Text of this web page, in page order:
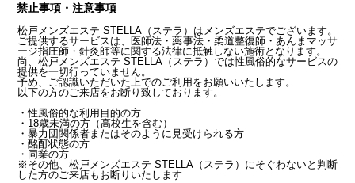
禁止事項・注意事項
松戸メンズエステ STELLA（ステラ）はメンズエステでございます。
ご提供するサービスは、医師法・薬事法・柔道整復師・あんまマッサ
ージ指圧師・針灸師等に関する法律に抵触しない施術となります。
尚、松戸メンズエステ STELLA（ステラ）では性風俗的なサービスの
提供を一切行っていません。
予め、ご認識いただいた上でのご利用をお願いいたします。
以下の方のご来店をお断り致しております。
・性風俗的な利用目的の方
・18歳未満の方（高校生を含む）
・暴力団関係者またはそのように見受けられる方
・酩酊状態の方
・同業の方
※その他、松戸メンズエステ STELLA（ステラ）にそぐわないと判断
した方のご来店もお断りいたします